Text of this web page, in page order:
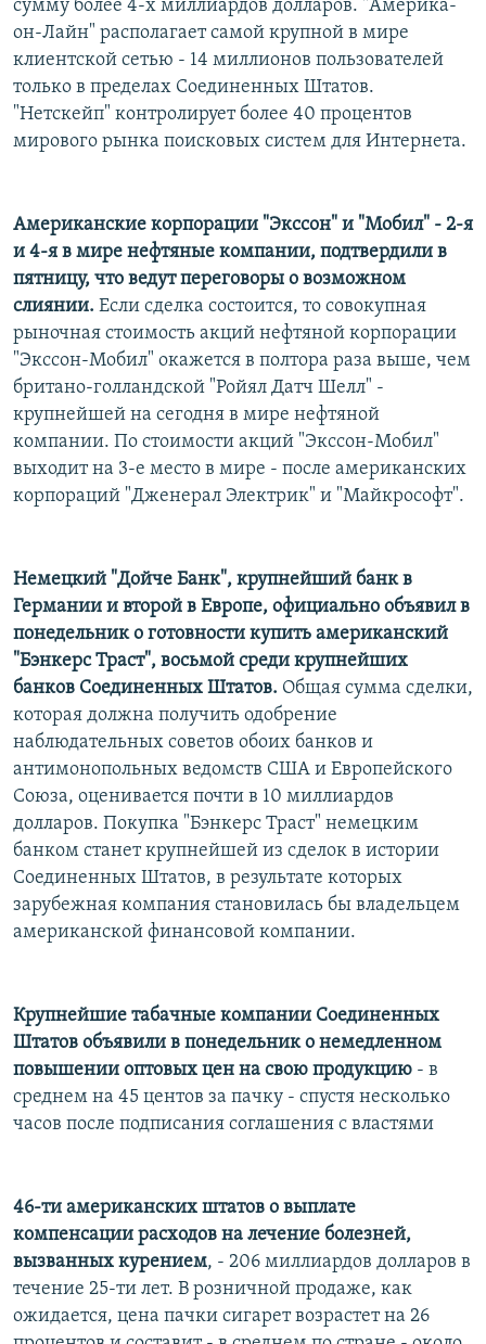
сумму более 4-х миллиардов долларов. "Америка-
он-Лайн" располагает самой крупной в мире
клиентской сетью - 14 миллионов пользователей
только в пределах Соединенных Штатов.
"Нетскейп" контролирует более 40 процентов
мирового рынка поисковых систем для Интернета.
Американские корпорации "Экссон" и "Мобил" - 2-я
и 4-я в мире нефтяные компании, подтвердили в
пятницу, что ведут переговоры о возможном
слиянии. Если сделка состоится, то совокупная
рыночная стоимость акций нефтяной корпорации
"Экссон-Мобил" окажется в полтора раза выше, чем
британо-голландской "Ройял Датч Шелл" -
крупнейшей на сегодня в мире нефтяной
компании. По стоимости акций "Экссон-Мобил"
выходит на 3-е место в мире - после американских
корпораций "Дженерал Электрик" и "Майкрософт".
Немецкий "Дойче Банк", крупнейший банк в
Германии и второй в Европе, официально объявил в
понедельник о готовности купить американский
"Бэнкерс Траст", восьмой среди крупнейших
банков Соединенных Штатов. Общая сумма сделки,
которая должна получить одобрение
наблюдательных советов обоих банков и
антимонопольных ведомств США и Европейского
Союза, оценивается почти в 10 миллиардов
долларов. Покупка "Бэнкерс Траст" немецким
банком станет крупнейшей из сделок в истории
Соединенных Штатов, в результате которых
зарубежная компания становилась бы владельцем
американской финансовой компании.
Крупнейшие табачные компании Соединенных
Штатов объявили в понедельник о немедленном
повышении оптовых цен на свою продукцию - в
среднем на 45 центов за пачку - спустя несколько
часов после подписания соглашения с властями
46-ти американских штатов о выплате
компенсации расходов на лечение болезней,
вызванных курением, - 206 миллиардов долларов в
течение 25-ти лет. В розничной продаже, как
ожидается, цена пачки сигарет возрастет на 26